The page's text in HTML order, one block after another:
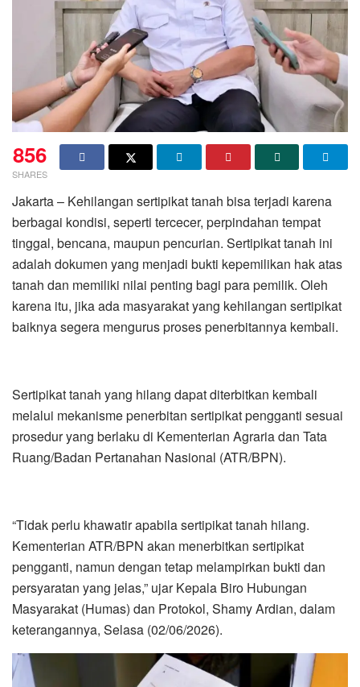
856
SHARES
Jakarta – Kehilangan sertipikat tanah bisa terjadi karena
berbagai kondisi, seperti tercecer, perpindahan tempat
tinggal, bencana, maupun pencurian. Sertipikat tanah ini
adalah dokumen yang menjadi bukti kepemilikan hak atas
tanah dan memiliki nilai penting bagi para pemilik. Oleh
karena itu, jika ada masyarakat yang kehilangan sertipikat
baiknya segera mengurus proses penerbitannya kembali.
Sertipikat tanah yang hilang dapat diterbitkan kembali
melalui mekanisme penerbitan sertipikat pengganti sesuai
prosedur yang berlaku di Kementerian Agraria dan Tata
Ruang/Badan Pertanahan Nasional (ATR/BPN).
“Tidak perlu khawatir apabila sertipikat tanah hilang.
Kementerian ATR/BPN akan menerbitkan sertipikat
pengganti, namun dengan tetap melampirkan bukti dan
persyaratan yang jelas,” ujar Kepala Biro Hubungan
Masyarakat (Humas) dan Protokol, Shamy Ardian, dalam
keterangannya, Selasa (02/06/2026).